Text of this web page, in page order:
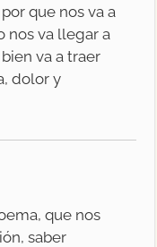
que nos va a
nos va llegar a
va a traer
dolor y
que nos
saber